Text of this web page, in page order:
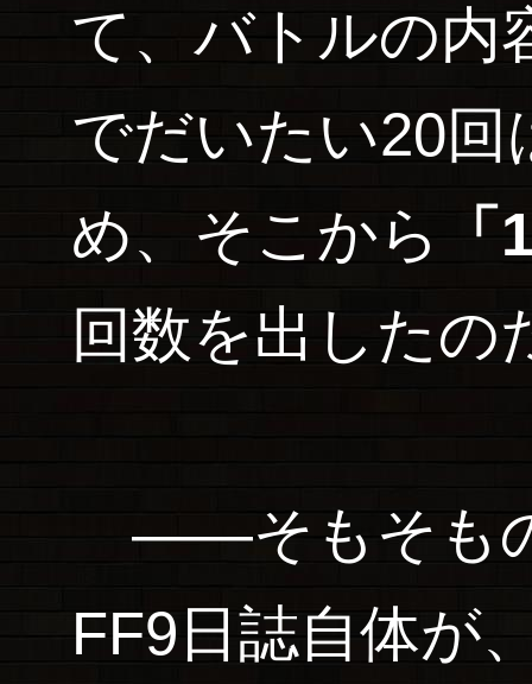
て、バトルの内
でだいたい20
め、そこから
回数を出したの
――そもそも
FF9日誌自体が